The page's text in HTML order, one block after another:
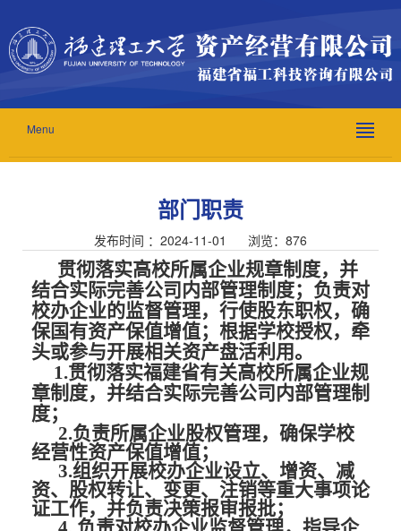
Menu
部门职责
发布时间 ：2024-11-01 浏览： 876
贯彻落实高校所属企业规章制度，并
结合实际完善公司内部管理制度；负责对
校办企业的监督管理，行使股东职权，确
保国有资产保值增值；根据学校授权，牵
头或参与开展相关资产盘活利用。
1.贯彻落实福建省有关高校所属企业规
章制度，并结合实际完善公司内部管理制
度；
2.负责所属企业股权管理，确保学校
经营性资产保值增值；
3.组织开展校办企业设立、增资、减
资、股权转让、变更、注销等重大事项论
证工作，并负责决策报审报批；